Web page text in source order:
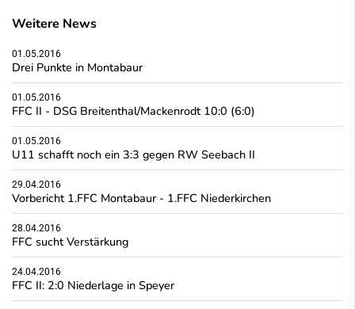
Weitere News
01.05.2016
Drei Punkte in Montabaur
01.05.2016
FFC II - DSG Breitenthal/Mackenrodt 10:0 (6:0)
01.05.2016
U11 schafft noch ein 3:3 gegen RW Seebach II
29.04.2016
Vorbericht 1.FFC Montabaur - 1.FFC Niederkirchen
28.04.2016
FFC sucht Verstärkung
24.04.2016
FFC II: 2:0 Niederlage in Speyer